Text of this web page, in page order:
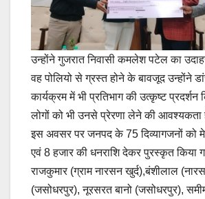
उन्होंने गुजरात निवासी कमलेश पटेल का
वह पोलियो से ग्रस्त होने के बावजूद उन्होंने
कार्यक्रम में भी प्रतिभाग की उत्कृष्ट
लोगों को भी उनसे प्रेरणा लेने की आवश्यकता
इस अवसर पर जनपद के 75 दिव्यागजनों को
एवं 8 हजार की धनराशि देकर पुरस्कृत किया
राजकुमार (ग्राम नारसन खुर्द),बंशीलाल
(जसोधरपुर), नूरसरत बानो (जसोधरपुर),